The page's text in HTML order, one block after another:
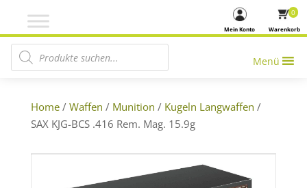
Warenkorb
0
Mein Konto
Products search
Menü
Home/ Waffen / Munition / Kugeln Langwaffen /
SAX KJG-BCS .416 Rem. Mag. 15.9g